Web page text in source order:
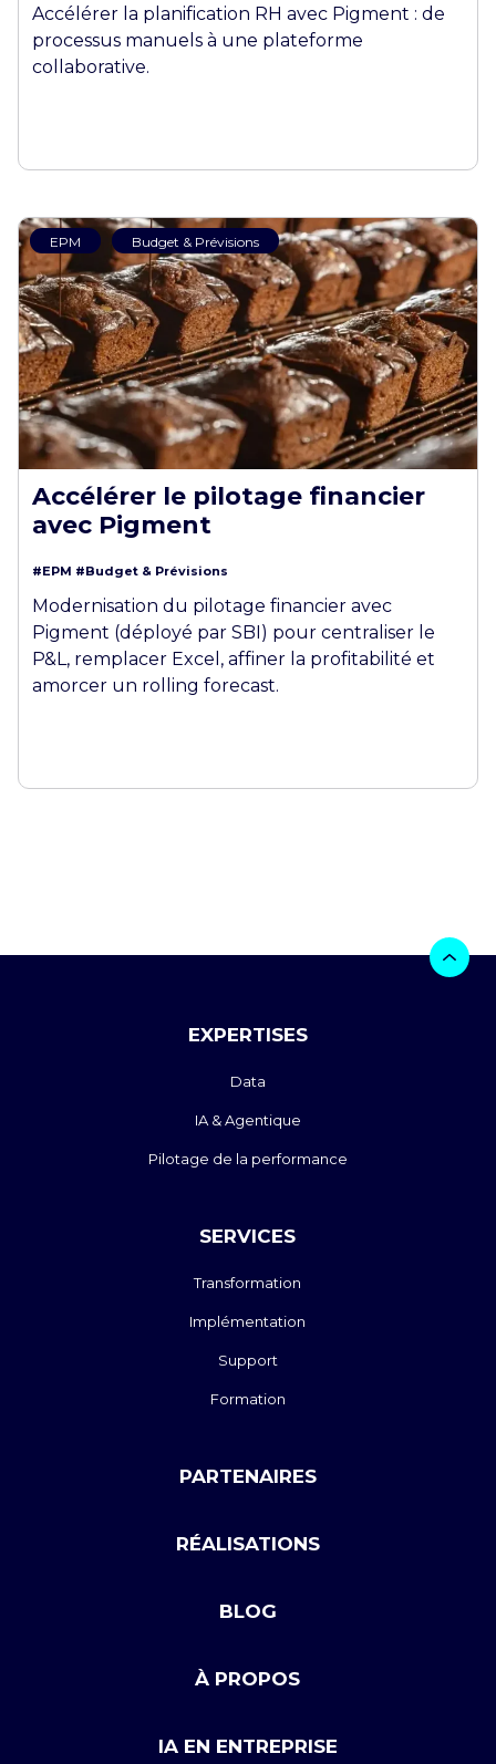
Accélérer la planification RH avec Pigment : de
processus manuels à une plateforme
collaborative.
EPM Budget & Prévisions
Accélérer le pilotage financier
avec Pigment
#EPM #Budget & Prévisions
Modernisation du pilotage financier avec
Pigment (déployé par SBI) pour centraliser le
P&L, remplacer Excel, affiner la profitabilité et
amorcer un rolling forecast.
EXPERTISES
Data
IA & Agentique
Pilotage de la performance
SERVICES
Transformation
Implémentation
Support
Formation
PARTENAIRES
RÉALISATIONS
BLOG
À PROPOS
IA EN ENTREPRISE